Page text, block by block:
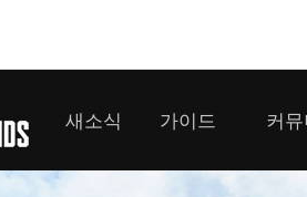
배틀그라
새소식 가이드 커